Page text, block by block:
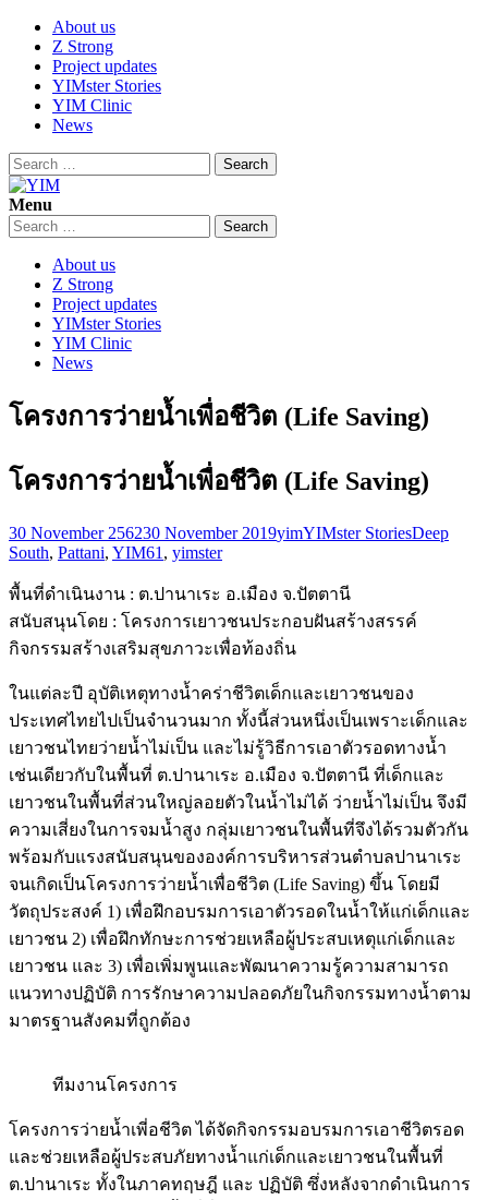
Skip
content
About us
Z Strong
Project updates
YIMster Stories
YIM Clinic
News
Search
for:
YIM
Youth Innovation Marketplace
Menu
Search
for:
About us
Z Strong
Project updates
YIMster Stories
YIM Clinic
News
โครงการว่ายน้ำเพื่อชีวิต (Life Saving)
โครงการว่ายน้ำเพื่อชีวิต (Life Saving)
30 November 256230 November 2019yimYIMster StoriesDeep
South, Pattani, YIM61 , yimster
พื้นที่ดำเนินงาน : ต.ปานาเระ อ.เมือง จ.ปัตตานี
สนับสนุนโดย : โครงการเยาวชนประกอบฝันสร้างสรรค์
กิจกรรมสร้างเสริมสุขภาวะเพื่อท้องถิ่น
ในแต่ละปี อุบัติเหตุทางน้ำคร่าชีวิตเด็กและเยาวชนของ
ประเทศไทยไปเป็นจำนวนมาก ทั้งนี้ส่วนหนึ่งเป็นเพราะเด็กและ
เยาวชนไทยว่ายน้ำไม่เป็น และไม่รู้วิธีการเอาตัวรอดทางน้ำ
เช่นเดียวกับในพื้นที่ ต.ปานาเระ อ.เมือง จ.ปัตตานี ที่เด็กและ
เยาวชนในพื้นที่ส่วนใหญ่ลอยตัวในน้ำไม่ได้ ว่ายน้ำไม่เป็น จึงมี
ความเสี่ยงในการจมน้ำสูง กลุ่มเยาวชนในพื้นที่จึงได้รวมตัวกัน
พร้อมกับแรงสนับสนุนขององค์การบริหารส่วนตำบลปานาเระ
จนเกิดเป็นโครงการว่ายน้ำเพื่อชีวิต (Life Saving) ขึ้น โดยมี
วัตถุประสงค์ 1) เพื่อฝึกอบรมการเอาตัวรอดในน้ำให้แก่เด็กและ
เยาวชน 2) เพื่อฝึกทักษะการช่วยเหลือผู้ประสบเหตุแก่เด็กและ
เยาวชน และ 3) เพื่อเพิ่มพูนและพัฒนาความรู้ความสามารถ
แนวทางปฏิบัติ การรักษาความปลอดภัยในกิจกรรมทางน้ำตาม
มาตรฐานสังคมที่ถูกต้อง
ทีมงานโครงการ
โครงการว่ายน้ำเพี่อชีวิต ได้จัดกิจกรรมอบรมการเอาชีวิตรอด
และช่วยเหลือผู้ประสบภัยทางน้ำแก่เด็กและเยาวชนในพื้นที่
ต.ปานาเระ ทั้งในภาคทฤษฎี และ ปฏิบัติ ซึ่งหลังจากดำเนินการ